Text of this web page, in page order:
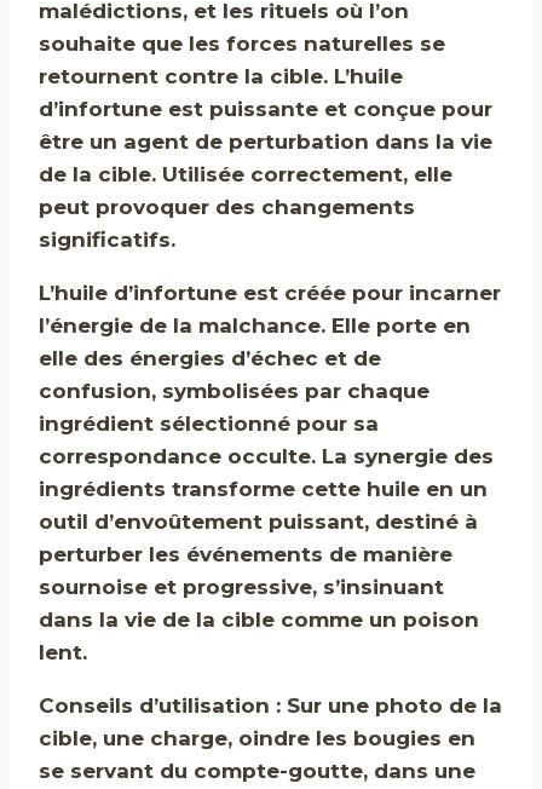
malédictions, et les rituels où l’on
souhaite que les forces naturelles se
retournent contre la cible. L’huile
d’infortune est puissante et conçue pour
être un agent de perturbation dans la vie
de la cible. Utilisée correctement, elle
peut provoquer des changements
significatifs.
L’huile d’infortune est créée pour incarner
l’énergie de la malchance. Elle porte en
elle des énergies d’échec et de
confusion, symbolisées par chaque
ingrédient sélectionné pour sa
correspondance occulte. La synergie des
ingrédients transforme cette huile en un
outil d’envoûtement puissant, destiné à
perturber les événements de manière
sournoise et progressive, s’insinuant
dans la vie de la cible comme un poison
lent.
Conseils d’utilisation : Sur une photo de la
cible, une charge, oindre les bougies en
se servant du compte-goutte, dans une